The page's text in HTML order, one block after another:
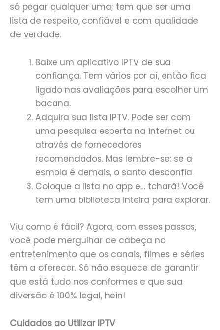
só pegar qualquer uma; tem que ser uma
lista de respeito, confiável e com qualidade
de verdade.
Baixe um aplicativo IPTV de sua
confiança. Tem vários por aí, então fica
ligado nas avaliações para escolher um
bacana.
Adquira sua lista IPTV. Pode ser com
uma pesquisa esperta na internet ou
através de fornecedores
recomendados. Mas lembre-se: se a
esmola é demais, o santo desconfia.
Coloque a lista no app e… tcharã! Você
tem uma biblioteca inteira para explorar.
Viu como é fácil? Agora, com esses passos,
você pode mergulhar de cabeça no
entretenimento que os canais, filmes e séries
têm a oferecer. Só não esquece de garantir
que está tudo nos conformes e que sua
diversão é 100% legal, hein!
Cuidados ao Utilizar IPTV